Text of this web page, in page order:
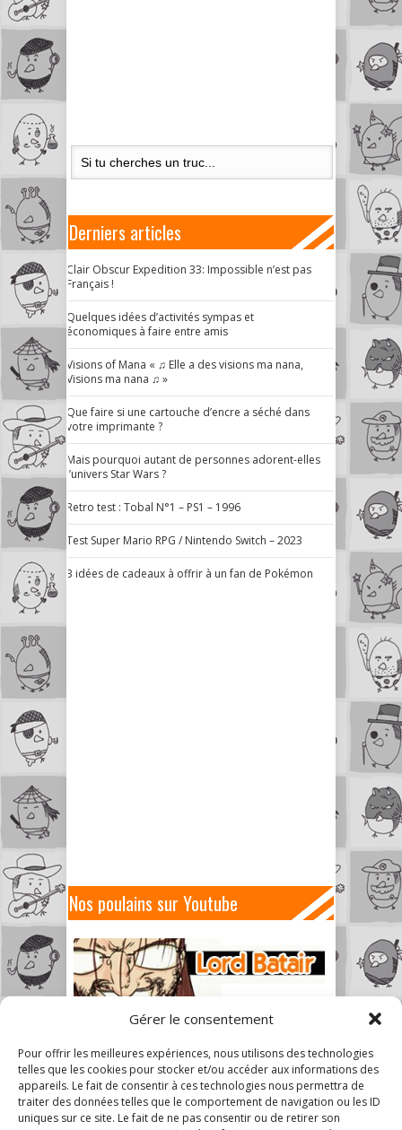
Gérer le consentement
Pour offrir les meilleures expériences, nous utilisons des technologies
telles que les cookies pour stocker et/ou accéder aux informations des
appareils. Le fait de consentir à ces technologies nous permettra de
traiter des données telles que le comportement de navigation ou les ID
uniques sur ce site. Le fait de ne pas consentir ou de retirer son
Derniers articles
Clair Obscur Expedition 33: Impossible n’est pas
Français !
Quelques idées d’activités sympas et
économiques à faire entre amis
Visions of Mana « ♫ Elle a des visions ma nana,
Visions ma nana ♫ »
Que faire si une cartouche d’encre a séché dans
votre imprimante ?
Mais pourquoi autant de personnes adorent-elles
l’univers Star Wars ?
Retro test : Tobal N°1 – PS1 – 1996
Test Super Mario RPG / Nintendo Switch – 2023
3 idées de cadeaux à offrir à un fan de Pokémon
Nos poulains sur Youtube